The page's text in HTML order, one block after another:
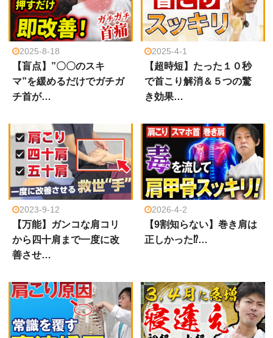
2025-8-18
【盲点】”〇〇のスキ
マ”を緩めるだけでガチガ
チ首が…
2025-4-1
【超時短】たった１０秒
で首こり解消＆５つの驚
き効果…
2023-9-12
【万能】ガンコな肩コリ
から四十肩まで一度に改
善させ…
2026-4-2
【9割知らない】巻き肩は
正しかった⁉…